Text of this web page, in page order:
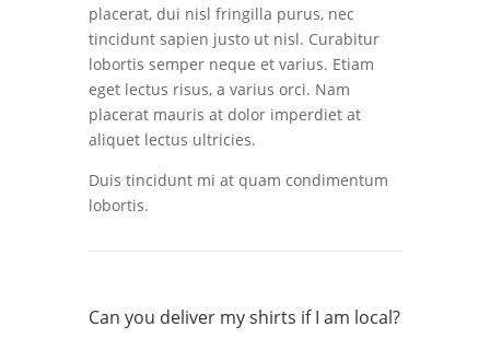
placerat, dui nisl fringilla purus, nec
tincidunt sapien justo ut nisl. Curabitur
lobortis semper neque et varius. Etiam
eget lectus risus, a varius orci. Nam
placerat mauris at dolor imperdiet at
aliquet lectus ultricies.
Duis tincidunt mi at quam condimentum
lobortis.
Can you deliver my shirts if I am local?